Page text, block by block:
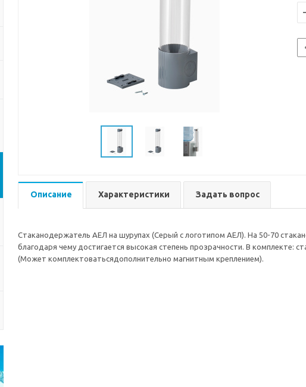
Описание Характеристики Задать вопрос
Стаканодержатель АЕЛ на шурупах (Серый с логотипом АЕЛ). На 50-70
благодаря чему достигается высокая степень прозрачности. В комплекте:
(Может комплектоватьсядополнительно магнитным креплением).